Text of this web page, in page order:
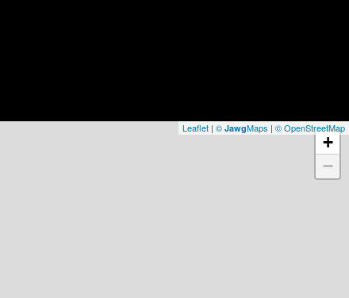
+
−
Leaflet | © JawgMaps | © OpenStreetMap